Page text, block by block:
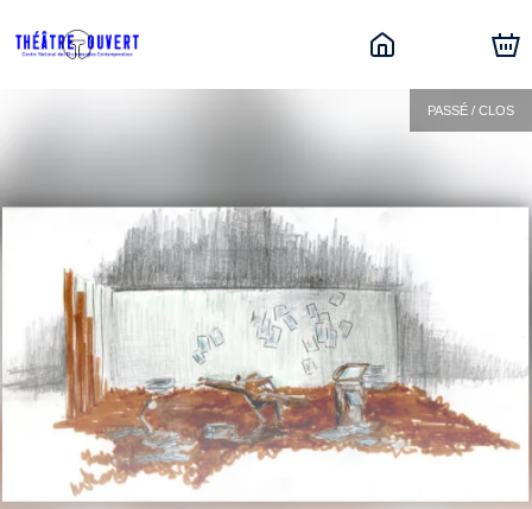
PASSÉ / CLOS